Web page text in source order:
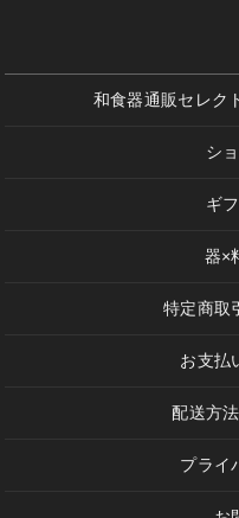
和食器通販セレク
シ
ギ
器×
特定商取
お支払
配送方
プライ